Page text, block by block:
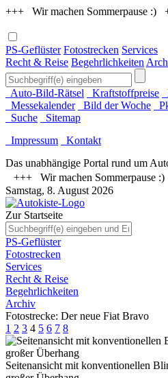
+++ Wir machen Sommerpause :)
PS-Geflüster Fotostrecken Services
Recht & Reise Begehrlichkeiten
Auto-Bild-Rätsel Kraftstoffpreise
Messekalender
Bild der Woche
Suche
Sitemap
Impressum
Kontakt
Das unabhängige Portal rund um
+++ Wir machen Sommerpause
Samstag, 8. August 2026
Zur Startseite
PS-Geflüster
Fotostrecken
Services
Recht & Reise
Begehrlichkeiten
Archiv
Fotostrecke: Der neue Fiat Bravo
1 2 3 4 5 6 7 8
Seitenansicht mit konventionellen